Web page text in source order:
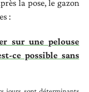
la pose, le gazon
:
sur une pelouse
ce possible sans